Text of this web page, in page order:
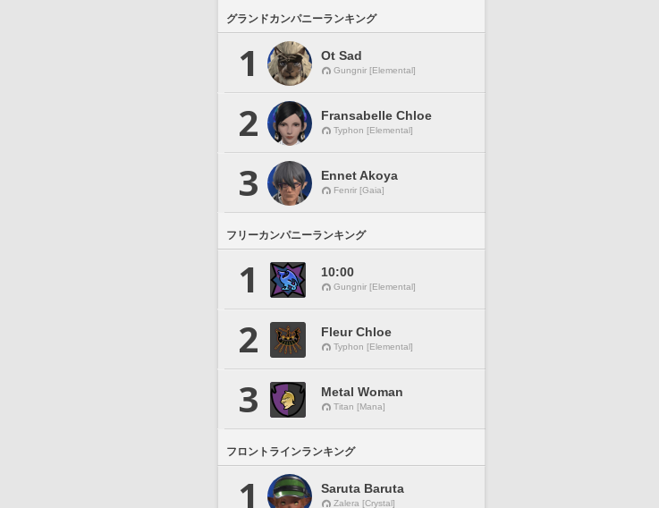
グランドカンパニーランキング
1 Ot Sad
Gungnir [Elemental]
2 Fransabelle Chloe
Typhon [Elemental]
3 Ennet Akoya
Fenrir [Gaia]
フリーカンパニーランキング
1 10:00
Gungnir [Elemental]
2 Fleur Chloe
Typhon [Elemental]
3 Metal Woman
Titan [Mana]
フロントラインランキング
1 Saruta Baruta
Zalera [Crystal]